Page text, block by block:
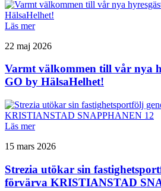
Läs mer
22 maj 2026
Varmt välkommen till vår nya
GO by HälsaHelhet!
Läs mer
15 mars 2026
Strezia utökar sin
förvärva KRISTIANSTAD